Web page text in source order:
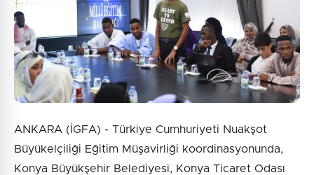
ANKARA (İGFA) - Türkiye Cumhuriyeti Nuakşot
Büyükelçiliği Eğitim Müşavirliği koordinasyonunda,
Konya Büyükşehir Belediyesi, Konya Ticaret Odası